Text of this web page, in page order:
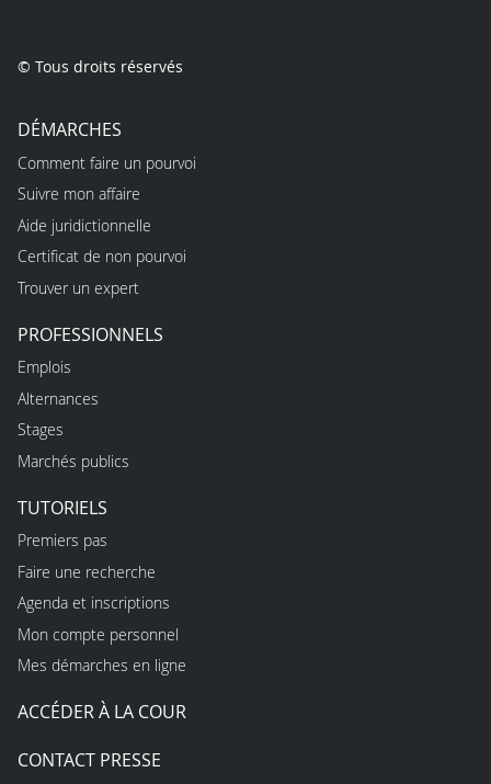
© Tous droits réservés
DÉMARCHES
Comment faire un pourvoi
Suivre mon affaire
Aide juridictionnelle
Certificat de non pourvoi
Trouver un expert
PROFESSIONNELS
Emplois
Alternances
Stages
Marchés publics
TUTORIELS
Premiers pas
Faire une recherche
Agenda et inscriptions
Mon compte personnel
Mes démarches en ligne
ACCÉDER À LA COUR
CONTACT PRESSE